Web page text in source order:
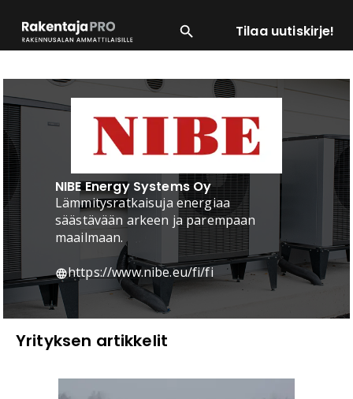
Tilaa uutiskirje!
SUOSITUIMMAT ENERGIA LVI
NIBE Energy Systems Oy
Lämmitysratkaisuja energiaa
säästävään arkeen ja parempaan
maailmaan.
https://www.nibe.eu/fi/fi
Yrityksen artikkelit